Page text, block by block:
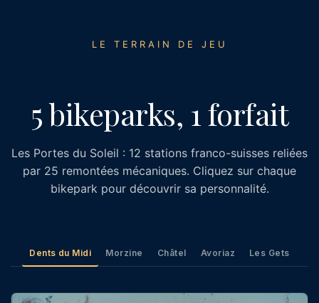
LE TERRAIN DE JEU
5 bikeparks, 1 forfait
Les Portes du Soleil : 12 stations franco-suisses reliées
par 25 remontées mécaniques. Cliquez sur chaque
bikepark pour découvrir sa personnalité.
Dents du Midi Morzine Châtel Avoriaz Les Gets